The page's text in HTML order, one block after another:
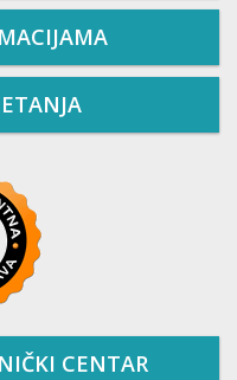
CENTAR